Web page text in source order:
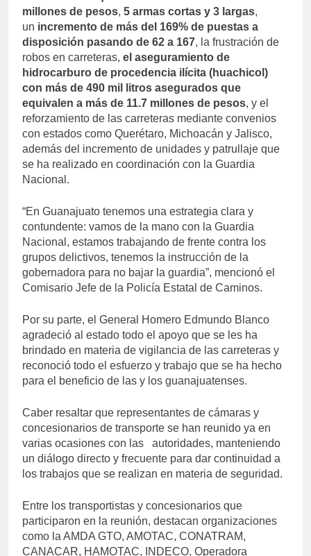
millones de pesos, 5 armas cortas y 3 largas,
un incremento de más del 169% de puestas a
disposición pasando de 62 a 167, la frustración de
robos en carreteras, el aseguramiento de
hidrocarburo de procedencia ilícita (huachicol)
con más de 490 mil litros asegurados que
equivalen a más de 11.7 millones de pesos, y el
reforzamiento de las carreteras mediante convenios
con estados como Querétaro, Michoacán y Jalisco,
además del incremento de unidades y patrullaje que
se ha realizado en coordinación con la Guardia
Nacional.
“En Guanajuato tenemos una estrategia clara y
contundente: vamos de la mano con la Guardia
Nacional, estamos trabajando de frente contra los
grupos delictivos, tenemos la instrucción de la
gobernadora para no bajar la guardia”, mencionó el
Comisario Jefe de la Policía Estatal de Caminos.
Por su parte, el General Homero Edmundo Blanco
agradeció al estado todo el apoyo que se les ha
brindado en materia de vigilancia de las carreteras y
reconoció todo el esfuerzo y trabajo que se ha hecho
para el beneficio de las y los guanajuatenses.
Caber resaltar que representantes de cámaras y
concesionarios de transporte se han reunido ya en
varias ocasiones con las autoridades, manteniendo
un diálogo directo y frecuente para dar continuidad a
los trabajos que se realizan en materia de seguridad.
Entre los transportistas y concesionarios que
participaron en la reunión, destacan organizaciones
como la AMDA GTO, AMOTAC, CONATRAM,
CANACAR, HAMOTAC, INDECO, Operadora